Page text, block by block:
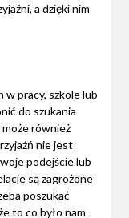
a dzięki nim
w pracy, szkole lub
do szukania
również
nie jest
podejście lub
są zagrożone
poszukać
to co było nam